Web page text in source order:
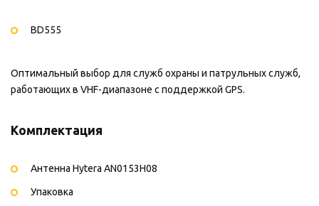
BD555
Оптимальный выбор для служб охраны и патрульных служб,
работающих в VHF-диапазоне с поддержкой GPS.
Комплектация
Антенна Hytera AN0153H08
Упаковка